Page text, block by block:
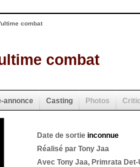
combat
combat
annonce Casting Photos
Date de sortie inconnue
Réalisé par Tony Jaa
Avec Tony Jaa, Primrata